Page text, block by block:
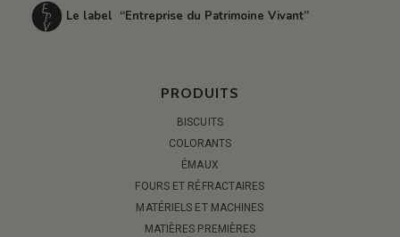
Le label “Entreprise du Patrimoine Vivant”
PRODUITS
BISCUITS
COLORANTS
ÉMAUX
FOURS ET RÉFRACTAIRES
MATÉRIELS ET MACHINES
MATIÈRES PREMIÈRES